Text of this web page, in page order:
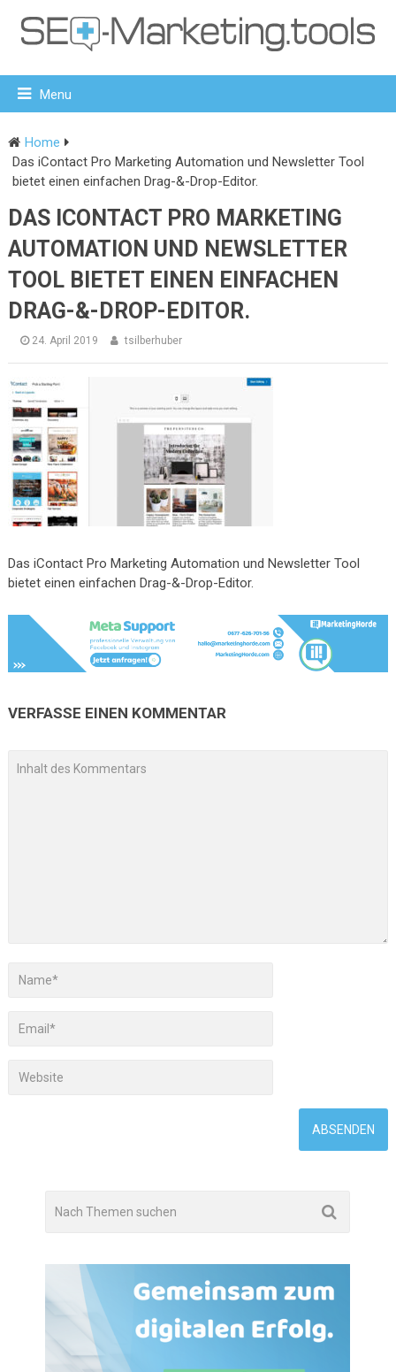
Menu
Home
Das iContact Pro Marketing Automation und Newsletter Tool
bietet einen einfachen Drag-&-Drop-Editor.
DAS ICONTACT PRO MARKETING
AUTOMATION UND NEWSLETTER
TOOL BIETET EINEN EINFACHEN
DRAG-&-DROP-EDITOR.
24. April 2019 tsilberhuber
Das iContact Pro Marketing Automation und Newsletter Tool
bietet einen einfachen Drag-&-Drop-Editor.
VERFASSE EINEN KOMMENTAR